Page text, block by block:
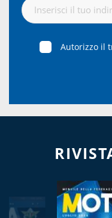
Autorizzo il